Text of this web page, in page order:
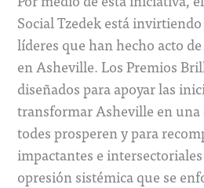
Social Tzedek está
líderes que han hecho acto
en Asheville. Los Premios
diseñados para apoyar las
transformar Asheville en
todes prosperen y para
impactantes e
opresión sistémica que se